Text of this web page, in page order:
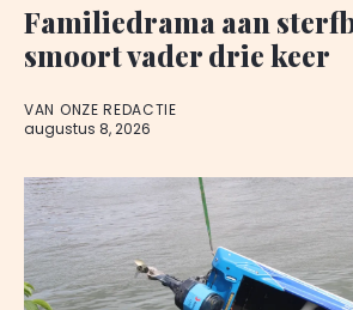
Familiedrama aan
smoort vader drie keer
VAN ONZE REDACTIE
augustus 8, 2026